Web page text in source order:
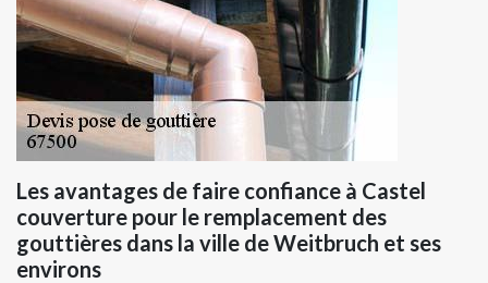
Les avantages de faire confiance à Castel
couverture pour le remplacement des
gouttières dans la ville de Weitbruch et ses
environs